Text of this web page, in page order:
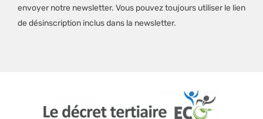
envoyer notre newsletter. Vous pouvez toujours utiliser le lien
de désinscription inclus dans la newsletter.